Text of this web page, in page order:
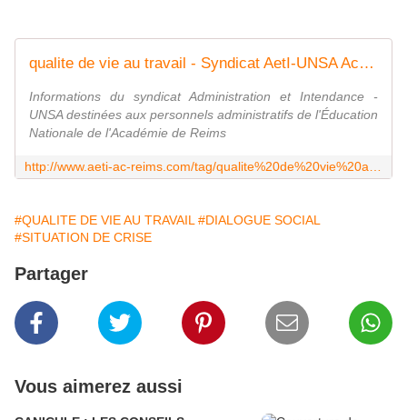
qualite de vie au travail - Syndicat AetI-UNSA Académie Reims
Informations du syndicat Administration et Intendance -
UNSA destinées aux personnels administratifs de l'Éducation
Nationale de l'Académie de Reims
#QUALITE DE VIE AU TRAVAIL #DIALOGUE SOCIAL
#SITUATION DE CRISE
Partager
Vous aimerez aussi